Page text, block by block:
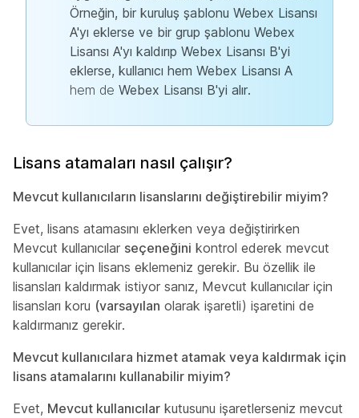
Örneğin, bir kuruluş şablonu Webex Lisansı
A'yı eklerse ve bir grup şablonu Webex
Lisansı A'yı kaldırıp Webex Lisansı B'yi
eklerse, kullanıcı hem Webex Lisansı A
hem de Webex Lisansı B'yi alır.
Lisans atamaları nasıl çalışır?
Mevcut kullanıcıların lisanslarını değiştirebilir miyim?
Evet, lisans atamasını eklerken veya değiştirirken
Mevcut kullanıcılar seçeneğini kontrol ederek mevcut
kullanıcılar için lisans eklemeniz gerekir. Bu özellik ile
lisansları kaldırmak istiyor sanız, Mevcut kullanıcılar için
lisansları koru (varsayılan olarak işaretli) işaretini de
kaldırmanız gerekir.
Mevcut kullanıcılara hizmet atamak veya kaldırmak için
lisans atamalarını kullanabilir miyim?
Evet, Mevcut kullanıcılar kutusunu işaretlerseniz mevcut